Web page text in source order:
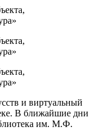
и виртуальный
В ближайшие дни
им. М.Ф.